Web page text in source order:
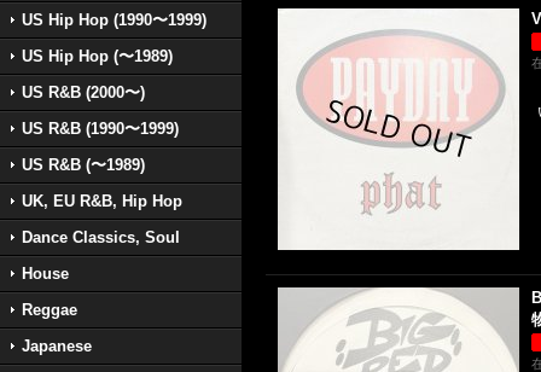
US Hip Hop (1990〜1999)
US Hip Hop (〜1989)
US R&B (2000〜)
US R&B (1990〜1999)
US R&B (〜1989)
UK, EU R&B, Hip Hop
Dance Classics, Soul
House
Reggae
Japanese